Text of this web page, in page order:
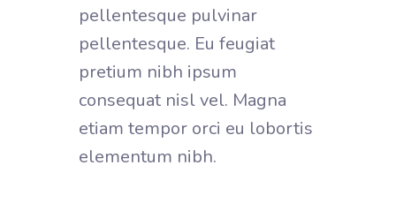
pellentesque pulvinar
pellentesque. Eu feugiat
pretium nibh ipsum
consequat nisl vel. Magna
etiam tempor orci eu lobortis
elementum nibh.